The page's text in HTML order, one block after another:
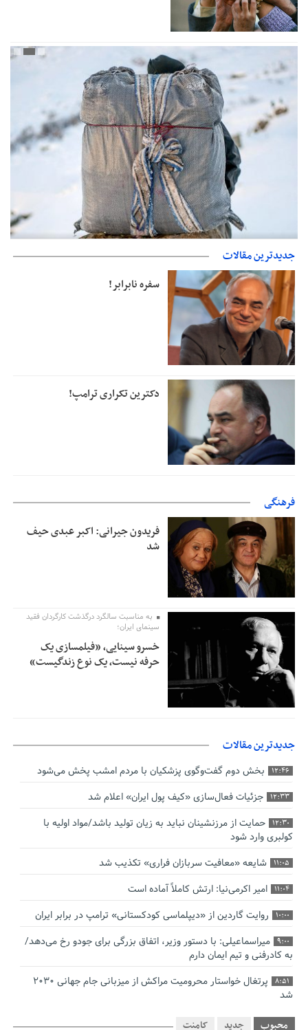
حمایت از مرزنشینان نباید به زیان تولید باشد/مواد اولیه با کولبری
وارد شود
جدیدترین مقالات
سفره نابرابر!
دکترین تکراری ترامپ!
فرهنگی
فریدون جیرانی: اکبر عبدی حیف
شد
به مناسبت سالگرد درگذشت کارگردان فقید
سینمای ایران؛
خسرو سینایی، «فیلمسازی یک
حرفه نیست، یک نوع زندگیست»
جدیدترین مقالات
12:46 بخش دوم گفت‌وگوی پزشکیان با مردم امشب پخش می‌شود
12:33 جزئیات فعال‌سازی «کیف پول ایران» اعلام شد
12:30
حمایت از مرزنشینان نباید به زیان تولید باشد/مواد اولیه با
کولبری وارد شود
11:05 شایعه «معافیت سربازان فراری» تکذیب شد
11:04 امیر اکرمی‌نیا: ارتش کاملاً آماده است
10:00 روایت گاردین از «دیپلماسی کودکستانی» ترامپ در برابر ایران
9:00
میراسماعیلی: با دستور وزیر، اتفاق بزرگی برای جودو رخ می‌دهد/
به کادرفنی و تیم ایمان دارم
8:51
پرتغال خواستار محرومیت مراکش از میزبانی جام جهانی ۲۰۳۰
شد
فریدون جیرانی: اکبر عبدی حیف شدمحبوب جدید کامنت